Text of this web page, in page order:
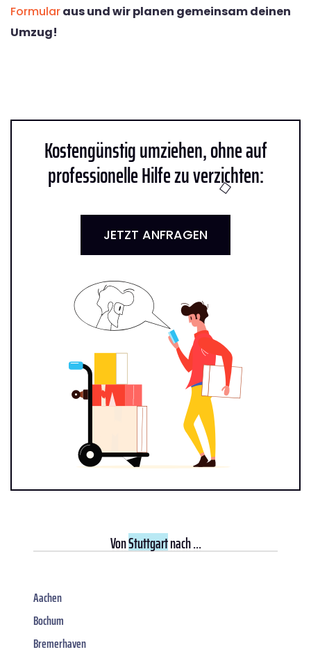
Formularaus und wir planen gemeinsam deinen
Umzug!
Kostengünstig umziehen, ohne auf
professionelle Hilfe zu verzichten:
JETZT ANFRAGEN
VonStuttgartnach ...
Aachen
Bochum
Bremerhaven